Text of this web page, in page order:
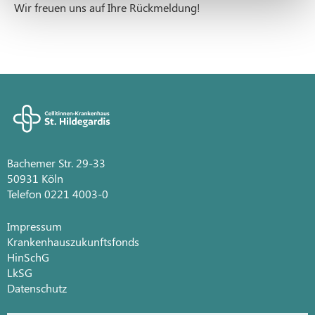
Wir freuen uns auf Ihre Rückmeldung!
Bachemer Str. 29-33
50931 Köln
Telefon 0221 4003-0
Impressum
Krankenhauszukunftsfonds
HinSchG
LkSG
Datenschutz